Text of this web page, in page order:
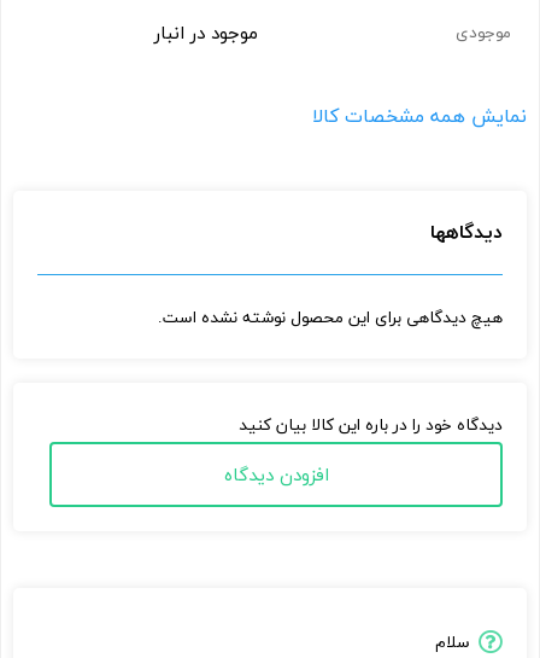
موجودی موجود در انبار
نمایش همه مشخصات کالا
دیدگاه خود را در باره این کالا بیان کنید
افزودن دیدگاه
دیدگاهها
هیچ دیدگاهی برای این محصول نوشته نشده است.
سلام